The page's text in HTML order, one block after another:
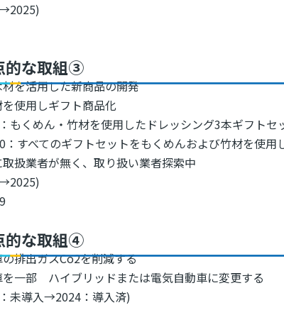
的な取組③
を活用した新商品の開発
使用しギフト商品化
もくめん・竹材を使用したドレッシング3本ギフトセ
すべてのギフトセットをもくめんおよび竹材を使用
扱業者が無く、取り扱い業者探索中
的な取組④
排出ガスCo2を削減する
を一部 ハイブリッドまたは電気自動車に変更する
未導入→2024：導入済)